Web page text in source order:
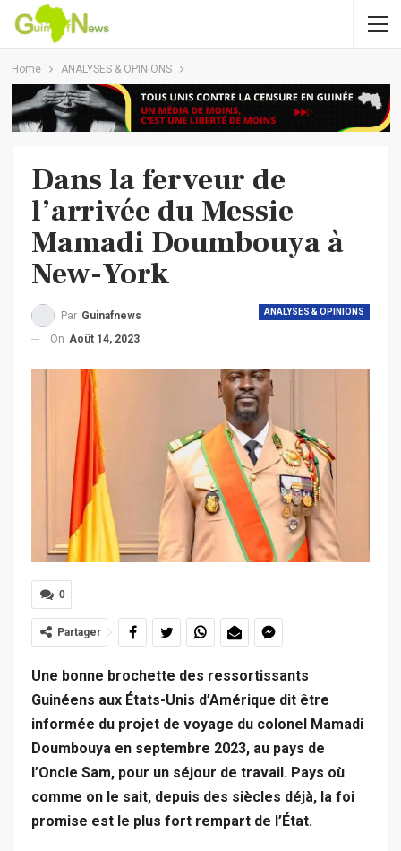
Home ANALYSES & OPINIONS
Dans la ferveur de
l’arrivée du Messie
Mamadi Doumbouya à
New-York
ANALYSES & OPINIONS
Par Guinafnews
On Août 14, 2023
0
Partager
Une bonne brochette des ressortissants
Guinéens aux États-Unis d’Amérique dit être
informée du projet de voyage du colonel Mamadi
Doumbouya en septembre 2023, au pays de
l’Oncle Sam, pour un séjour de travail. Pays où
comme on le sait, depuis des siècles déjà, la foi
promise est le plus fort rempart de l’État.